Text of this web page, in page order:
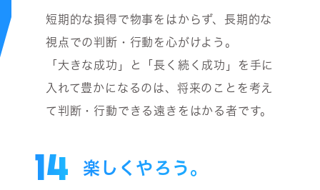
短期的な損得で物事をはからず、長期的な
視点での判断・行動を心がけよう。
「大きな成功」と「長く続く成功」を手に
入れて豊かになるのは、将来のことを考え
て判断・行動できる遠きをはかる者です。
14 楽しくやろう。